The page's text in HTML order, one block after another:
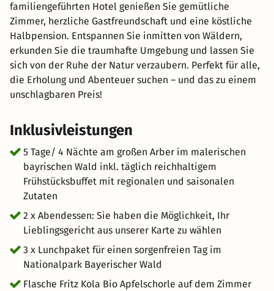
familiengeführten Hotel genießen Sie gemütliche
Zimmer, herzliche Gastfreundschaft und eine köstliche
Halbpension. Entspannen Sie inmitten von Wäldern,
erkunden Sie die traumhafte Umgebung und lassen Sie
sich von der Ruhe der Natur verzaubern. Perfekt für alle,
die Erholung und Abenteuer suchen – und das zu einem
unschlagbaren Preis!
Inklusivleistungen
5 Tage/ 4 Nächte am großen Arber im malerischen
bayrischen Wald inkl. täglich reichhaltigem
Frühstücksbuffet mit regionalen und saisonalen
Zutaten
2 x Abendessen: Sie haben die Möglichkeit, Ihr
Lieblingsgericht aus unserer Karte zu wählen
3 x Lunchpaket für einen sorgenfreien Tag im
Nationalpark Bayerischer Wald
Flasche Fritz Kola Bio Apfelschorle auf dem Zimmer